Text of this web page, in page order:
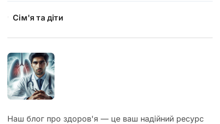
Сім'я та діти
Наш блог про здоров'я — це ваш надійний ресурс